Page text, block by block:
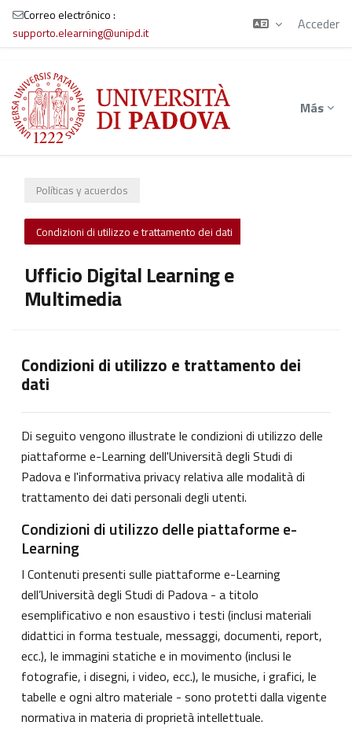
Salta al contenido principal
Correo electrónico :
supporto.elearning@unipd.it
Acceder
Más
Políticas y acuerdos
Condizioni di utilizzo e trattamento dei dati
Ufficio Digital Learning e
Multimedia
Condizioni di utilizzo e trattamento dei
dati
Di seguito vengono illustrate le condizioni di utilizzo delle
piattaforme e-Learning dell'Università degli Studi di
Padova e l'informativa privacy relativa alle modalità di
trattamento dei dati personali degli utenti.
Condizioni di utilizzo delle piattaforme e-
Learning
I Contenuti presenti sulle piattaforme e-Learning
dell’Università degli Studi di Padova - a titolo
esemplificativo e non esaustivo i testi (inclusi materiali
didattici in forma testuale, messaggi, documenti, report,
ecc.), le immagini statiche e in movimento (inclusi le
fotografie, i disegni, i video, ecc.), le musiche, i grafici, le
tabelle e ogni altro materiale - sono protetti dalla vigente
normativa in materia di proprietà intellettuale.